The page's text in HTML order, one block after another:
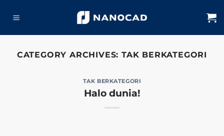
CATEGORY ARCHIVES:TAK BERKATEGORI
TAK BERKATEGORI
Halo dunia!